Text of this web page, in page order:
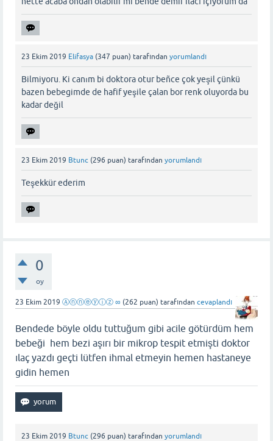
23 Ekim 2019 Elifasya (347 puan) tarafından yorumlandı
Bilmiyoru. Ki canım bi doktora otur beñce çok yeşil çünkü
bazen bebegimde de hafif yeşile çalan bor renk oluyorda bu
kadar değil
23 Ekim 2019 Btunc (296 puan) tarafından yorumlandı
Teşekkür ederim
0
oy
23 Ekim 2019 Ⓐⓝⓝⓔⓨⓘⓩ ∞ (262 puan) tarafından cevaplandı
Bendede böyle oldu tuttuğum gibi acile götürdüm hem
bebeği hem bezi aşırı bir mikrop tespit etmişti doktor
ılaç yazdı geçti lütfen ihmal etmeyin hemen hastaneye
gidin hemen
23 Ekim 2019 Btunc (296 puan) tarafından yorumlandı